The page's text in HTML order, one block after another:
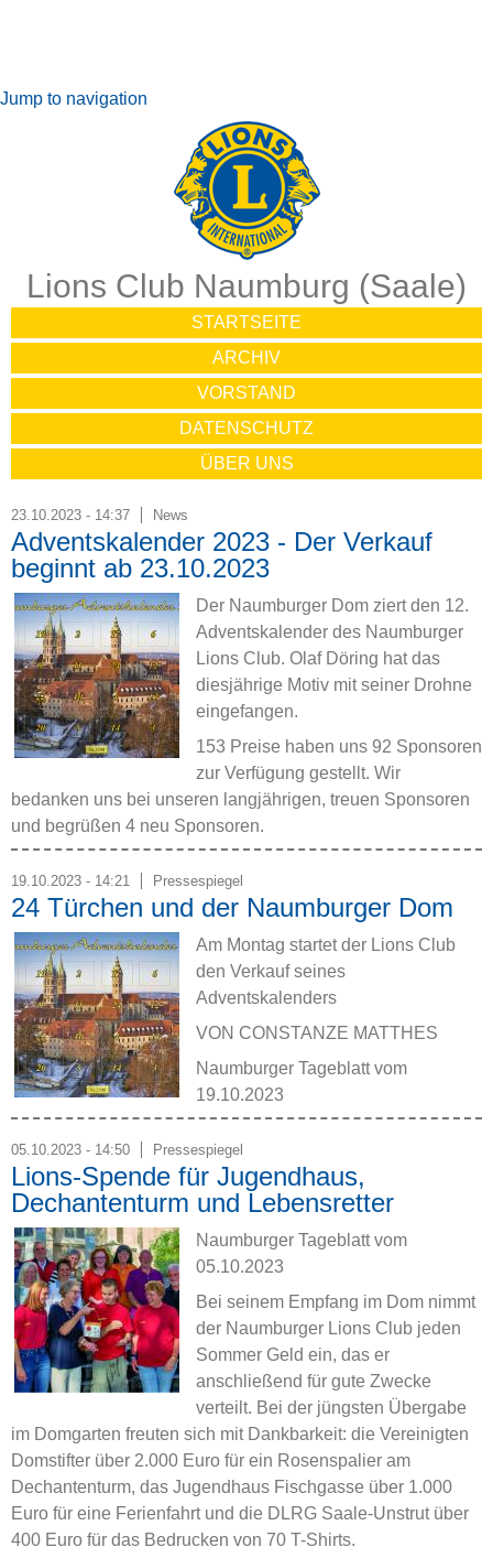
Jump to navigation
Lions Club Naumburg (Saale)
STARTSEITE
ARCHIV
VORSTAND
DATENSCHUTZ
ÜBER UNS
23.10.2023 - 14:37 News
Adventskalender 2023 - Der Verkauf
beginnt ab 23.10.2023
Der Naumburger Dom ziert den 12.
Adventskalender des Naumburger
Lions Club. Olaf Döring hat das
diesjährige Motiv mit seiner Drohne
eingefangen.
153 Preise haben uns 92 Sponsoren
zur Verfügung gestellt. Wir
bedanken uns bei unseren langjährigen, treuen Sponsoren
und begrüßen 4 neu Sponsoren.
19.10.2023 - 14:21 Pressespiegel
24 Türchen und der Naumburger Dom
Am Montag startet der Lions Club
den Verkauf seines
Adventskalenders
VON CONSTANZE MATTHES
Naumburger Tageblatt vom
19.10.2023
05.10.2023 - 14:50 Pressespiegel
Lions-Spende für Jugendhaus,
Dechantenturm und Lebensretter
Naumburger Tageblatt vom
05.10.2023
Bei seinem Empfang im Dom nimmt
der Naumburger Lions Club jeden
Sommer Geld ein, das er
anschließend für gute Zwecke
verteilt. Bei der jüngsten Übergabe
im Domgarten freuten sich mit Dankbarkeit: die Vereinigten
Domstifter über 2.000 Euro für ein Rosenspalier am
Dechantenturm, das Jugendhaus Fischgasse über 1.000
Euro für eine Ferienfahrt und die DLRG Saale-Unstrut über
400 Euro für das Bedrucken von 70 T-Shirts.